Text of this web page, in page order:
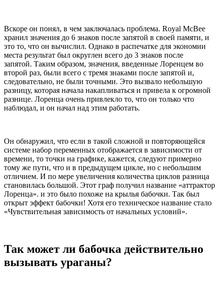
Вскоре он понял, в чем заключалась проблема. Royal McBee
хранил значения до 6 знаков после запятой в своей памяти, и
это то, что он вычислил. Однако в распечатке для экономии
места результат был округлен всего до 3 знаков после
запятой. Таким образом, значения, введенные Лоренцем во
второй раз, были всего с тремя знаками после запятой и,
следовательно, не были точными. Это вызвало небольшую
разницу, которая начала накапливаться и привела к огромной
разнице. Лоренца очень привлекло то, что он только что
наблюдал, и он начал над этим работать.
Он обнаружил, что если в такой сложной и повторяющейся
системе набор переменных отображается в зависимости от
времени, то точки на графике, кажется, следуют примерно
тому же пути, что и в предыдущем цикле, но с небольшим
отличием. И по мере увеличения количества циклов разница
становилась большой. Этот граф получил название «аттрактор
Лоренца». и это было похоже на крылья бабочки. Так был
открыт эффект бабочки! Хотя его техническое название стало
«Чувствительная зависимость от начальных условий».
Так может ли бабочка действительно
вызывать ураганы?